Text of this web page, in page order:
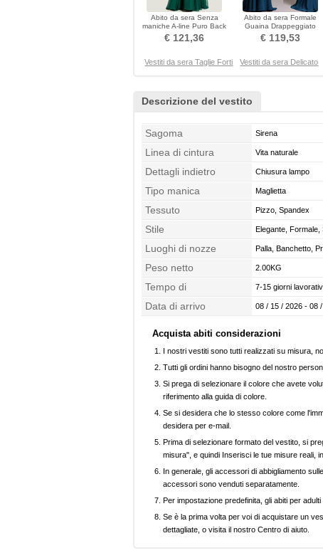
Abito da sera Senza
maniche A-line Puro Back
Pera Ricamo Autunno
€ 121,36
Abito da sera Formale
Guaina Drappeggiato
Autunno Profondo scollo a
v
€ 119,53
Vestiti da sera Taglie Forti Vestiti da sera Delicato
Descrizione del vestito
Sagoma Sirena
Linea di cintura Vita naturale
Dettagli indietro Chiusura lampo
Tipo manica Maglietta
Tessuto Pizzo, Spandex
Stile Elegante, Formale,
Luoghi di nozze Palla, Banchetto,
Peso netto 2.00KG
Tempo di
confezionamento
7-15 giorni
Data di arrivo 08 / 15 / 2026 - 08
Acquista abiti considerazioni
I nostri vestiti sono tutti realizzati su misura,
Tutti gli ordini hanno bisogno del nostro
Si prega di selezionare il colore che avete
riferimento alla guida di colore.
Se si desidera che lo stesso colore come
desidera per e-mail.
Prima di selezionare formato del vestito, si
misura", e quindi Inserisci le tue misure reali,
In generale, gli accessori di abbigliamento
accessori sono venduti separatamente.
Per impostazione predefinita, gli abiti per
Se è la prima volta per voi di acquistare un
dettagliate, o visita il nostro Centro di aiuto.